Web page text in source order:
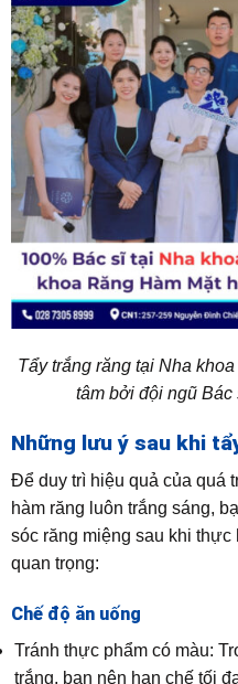
Tẩy trắng răng tại Nha
tâm bởi đội ngũ
Những lưu ý sau khi
Để duy trì hiệu quả của quá
hàm răng luôn trắng sáng,
sóc răng miệng sau khi
quan trọng:
Chế độ ăn uống
Tránh thực phẩm có màu:
trắng, bạn nên hạn chế tối